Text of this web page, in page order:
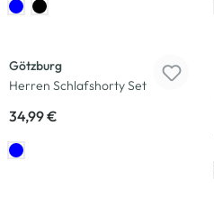
Götzburg
Herren Schlafshorty Set
34,99 €